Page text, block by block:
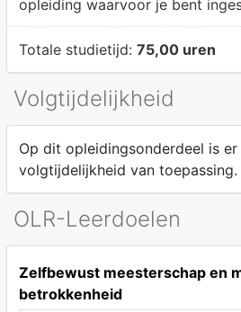
opleiding waarvoor je bent
Totale studietijd: 75,00 uren
Volgtijdelijkheid
Op dit opleidingsonderdeel is er
volgtijdelijkheid van toepassing.
OLR-Leerdoelen
Zelfbewust meesterschap en
betrokkenheid